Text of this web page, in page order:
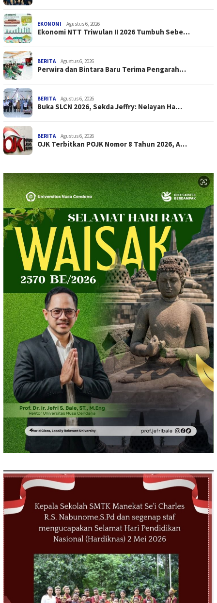
EKONOMI Agustus 6, 2026
Ekonomi NTT Triwulan II 2026 Tumbuh Sebe…
BERITA Agustus 6, 2026
Perwira dan Bintara Baru Terima Pengarah…
BERITA Agustus 6, 2026
Buka SLCN 2026, Sekda Jeffry: Nelayan Ha…
BERITA Agustus 6, 2026
OJK Terbitkan POJK Nomor 8 Tahun 2026, A…